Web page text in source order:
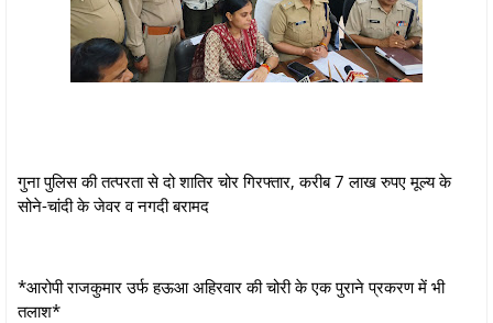
गुना पुलिस की तत्परता से दो शातिर चोर गिरफ्तार, करीब 7 लाख रुपए मूल्य के
सोने-चांदी के जेवर व नगदी बरामद
*आरोपी राजकुमार उर्फ हऊआ अहिरवार की चोरी के एक पुराने प्रकरण में भी
तलाश*